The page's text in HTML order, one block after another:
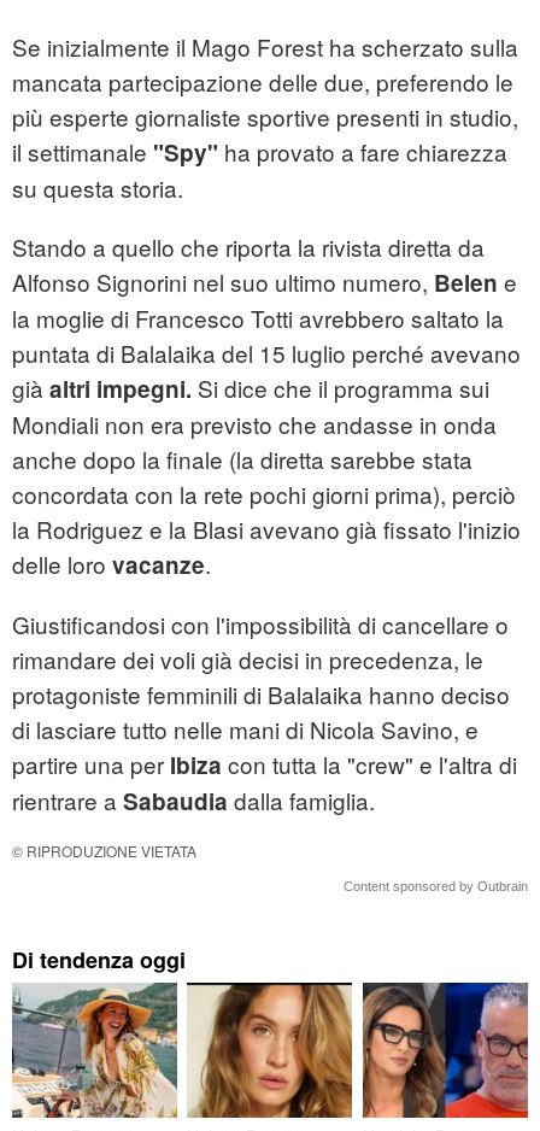
Se inizialmente il Mago Forest ha scherzato sulla
mancata partecipazione delle due, preferendo le
più esperte giornaliste sportive presenti in studio,
il settimanale "Spy" ha provato a fare chiarezza
su questa storia.
Stando a quello che riporta la rivista diretta da
Alfonso Signorini nel suo ultimo numero, Belen e
la moglie di Francesco Totti avrebbero saltato la
puntata di Balalaika del 15 luglio perché avevano
già altri impegni. Si dice che il programma sui
Mondiali non era previsto che andasse in onda
anche dopo la finale (la diretta sarebbe stata
concordata con la rete pochi giorni prima), perciò
la Rodriguez e la Blasi avevano già fissato l'inizio
delle loro vacanze.
Giustificandosi con l'impossibilità di cancellare o
rimandare dei voli già decisi in precedenza, le
protagoniste femminili di Balalaika hanno deciso
di lasciare tutto nelle mani di Nicola Savino, e
partire una per Ibiza con tutta la "crew" e l'altra di
rientrare a Sabaudia dalla famiglia.
© RIPRODUZIONE VIETATA
Content sponsored by Outbrain
Di tendenza oggi